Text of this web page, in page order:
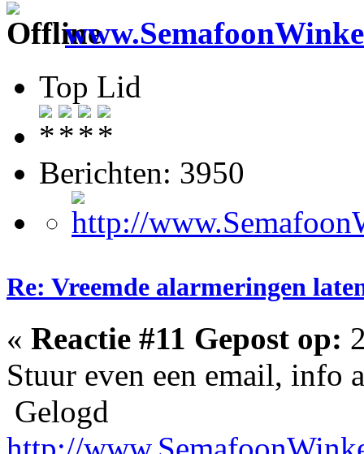
Top Lid
Berichten: 3950
Re: Vreemde alarmeringen
« Reactie #11 Gepost op:
Stuur even een email, info
Gelogd